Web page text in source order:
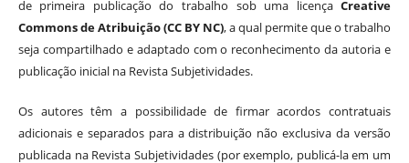
de primeira publicação do trabalho sob uma licençaCreative
Commons de Atribuição (CC BY NC), a qual permite que o trabalho
seja compartilhado e adaptado com o reconhecimento da autoria e
publicação inicial na Revista Subjetividades.
Os autores têm a possibilidade de firmar acordos contratuais
adicionais e separados para a distribuição não exclusiva da versão
publicada na Revista Subjetividades (por exemplo, publicá-la em um